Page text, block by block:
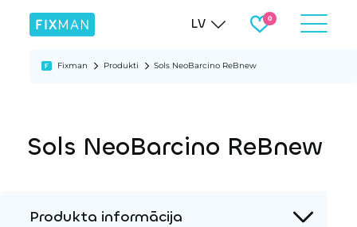
LV
Fixman Produkti Sols NeoBarcino ReBnew
Sols NeoBarcino ReBnew
Produkta informācija